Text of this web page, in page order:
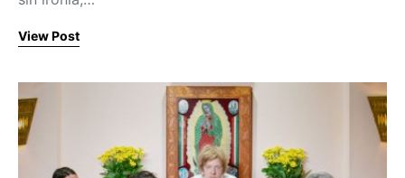
View Post